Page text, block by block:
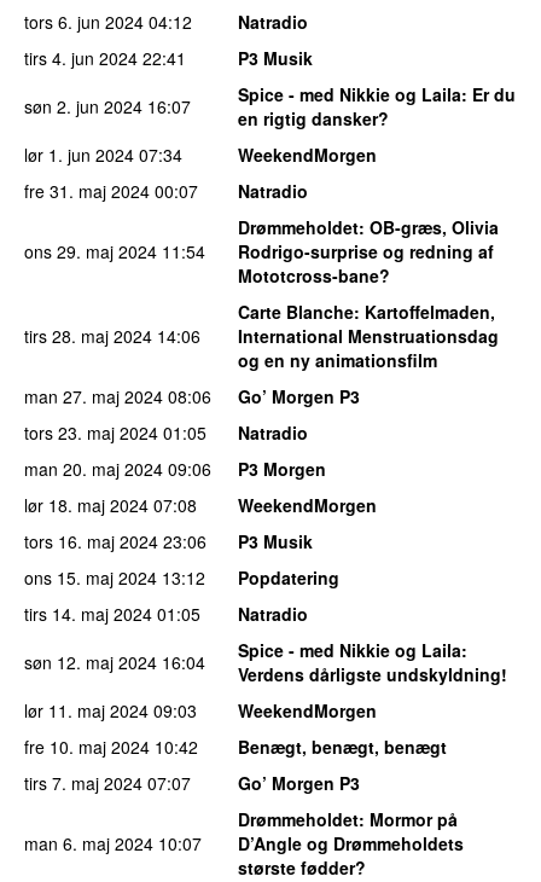
tors 6. jun 2024 04:12
Natradio
tirs 4. jun 2024 22:41
P3 Musik
søn 2. jun 2024 16:07 Spice - med Nikkie og Laila: Er du
en rigtig dansker?
lør 1. jun 2024 07:34
WeekendMorgen
fre 31. maj 2024 00:07 Natradio
ons 29. maj 2024 11:54
Drømmeholdet: OB-græs, Olivia
Rodrigo-surprise og redning af
Mototcross-bane?
tirs 28. maj 2024 14:06
Carte Blanche: Kartoffelmaden,
International Menstruationsdag
og en ny animationsfilm
man 27. maj 2024 08:06
Go’ Morgen P3
tors 23. maj 2024 01:05
Natradio
man 20. maj 2024 09:06
P3 Morgen
lør 18. maj 2024 07:08
WeekendMorgen
tors 16. maj 2024 23:06
P3 Musik
ons 15. maj 2024 13:12
Popdatering
tirs 14. maj 2024 01:05
Natradio
søn 12. maj 2024 16:04 Spice - med Nikkie og Laila:
Verdens dårligste undskyldning!
lør 11. maj 2024 09:03
WeekendMorgen
fre 10. maj 2024 10:42
Benægt, benægt, benægt
tirs 7. maj 2024 07:07 Go’ Morgen P3
man 6. maj 2024 10:07
Drømmeholdet: Mormor på
D’Angle og Drømmeholdets
største fødder?